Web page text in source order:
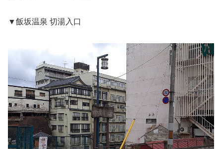
▼飯坂温泉 切湯入口